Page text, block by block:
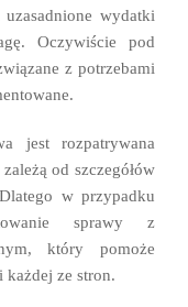
wydatki
Oczywiście pod
z potrzebami
jest rozpatrywana
od szczegółów
w przypadku
sprawy z
który pomoże
każdej ze stron.